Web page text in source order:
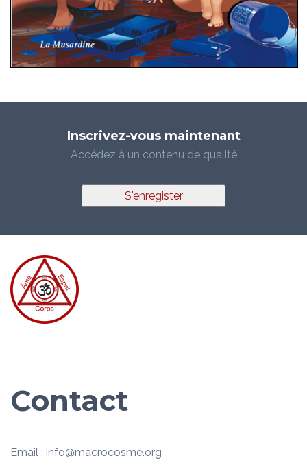
Inscrivez-vous maintenant
Accédez à un contenu de qualité
S'enregister
Contact
Email : info@macrocosme.org